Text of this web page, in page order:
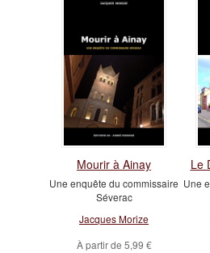
Mourir à Ainay
Une enquête du commissaire
Séverac
Jacques Morize
À partir de 5,99 €
Le
Une